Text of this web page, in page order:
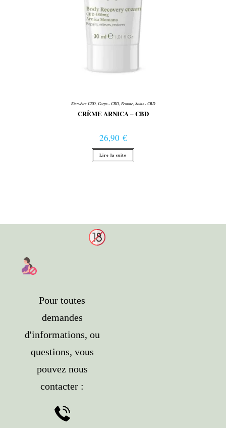
Bien-être CBD, Corps - CBD, Femme, Soins - CBD
CRÈME ARNICA – CBD
26,90 €
Lire la suite
Pour toutes
demandes
d'informations, ou
questions, vous
pouvez nous
contacter :